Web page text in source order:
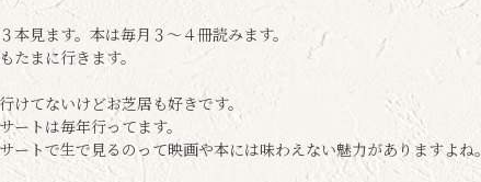
本見ます。本は毎月３〜４冊読みます。
たまに行きます。
けてないけどお芝居も好きです。
ートは毎年行ってます。
ートで生で見るのって映画や本には味わえない魅力がありますよね。